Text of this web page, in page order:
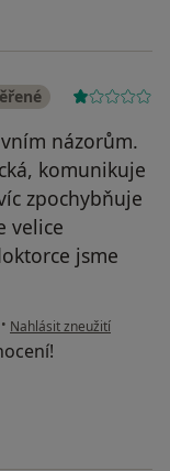
názorům.
komunikuje
zpochybňuje
velice
jsme
• podle názoru uživatele
Nahlásit zneužití